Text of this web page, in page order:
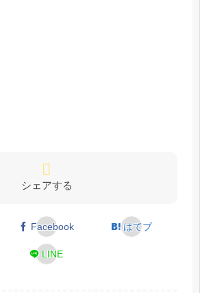
シェアする
Facebook はてブ
LINE